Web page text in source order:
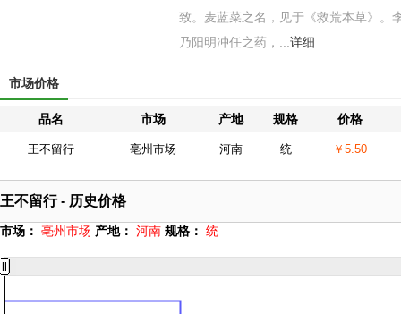
致。麦蓝菜之名，见于《救荒本草》。
乃阳明冲任之药，... 详细
市场价格
品名 市场 产地 规格 价格
王不留行 亳州市场 河南 统 ￥5.50
王不留行 - 历史价格
市场： 亳州市场 产地： 河南 规格： 统